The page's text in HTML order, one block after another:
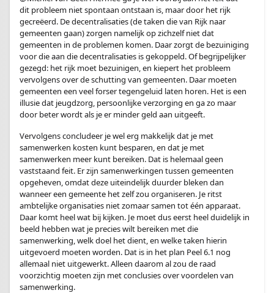
dit probleem niet spontaan ontstaan is, maar door het rijk
gecreëerd. De decentralisaties (de taken die van Rijk naar
gemeenten gaan) zorgen namelijk op zichzelf niet dat
gemeenten in de problemen komen. Daar zorgt de bezuiniging
voor die aan die decentralisaties is gekoppeld. Of begrijpelijker
gezegd: het rijk moet bezuinigen, en kiepert het probleem
vervolgens over de schutting van gemeenten. Daar moeten
gemeenten een veel forser tegengeluid laten horen. Het is een
illusie dat jeugdzorg, persoonlijke verzorging en ga zo maar
door beter wordt als je er minder geld aan uitgeeft.
Vervolgens concludeer je wel erg makkelijk dat je met
samenwerken kosten kunt besparen, en dat je met
samenwerken meer kunt bereiken. Dat is helemaal geen
vaststaand feit. Er zijn samenwerkingen tussen gemeenten
opgeheven, omdat deze uiteindelijk duurder bleken dan
wanneer een gemeente het zelf zou organiseren. Je ritst
ambtelijke organisaties niet zomaar samen tot één apparaat.
Daar komt heel wat bij kijken. Je moet dus eerst heel duidelijk in
beeld hebben wat je precies wilt bereiken met die
samenwerking, welk doel het dient, en welke taken hierin
uitgevoerd moeten worden. Dat is in het plan Peel 6.1 nog
allemaal niet uitgewerkt. Alleen daarom al zou de raad
voorzichtig moeten zijn met conclusies over voordelen van
samenwerking.